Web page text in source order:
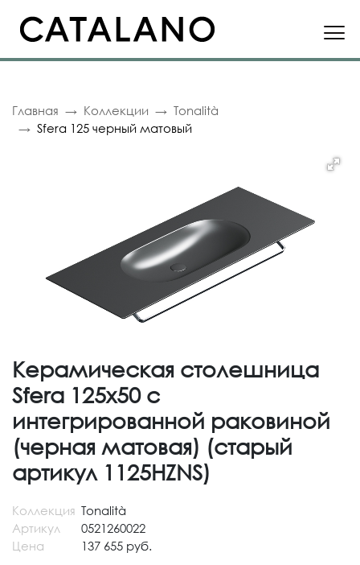
Главная Коллекции
Tonalità
Sfera 125 черный матовый
Керамическая столешница
Sfera 125x50 с
интегрированной раковиной
(черная матовая) (старый
артикул 1125HZNS)
Коллекция Tonalità
Артикул
0521260022
Цена
137 655 руб.